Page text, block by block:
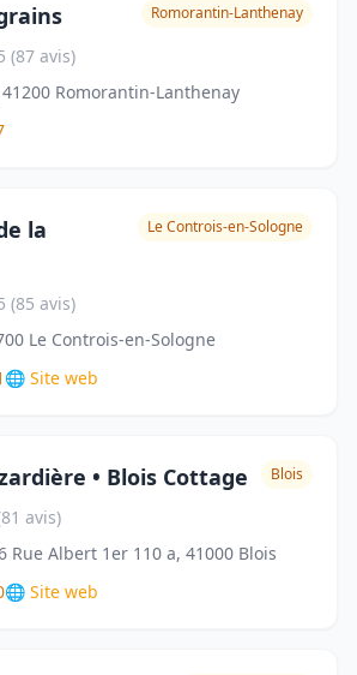
Romorantin-Lanthenay
(87 avis)
Romorantin-Lanthenay
la
Le Controis-en-Sologne
(85 avis)
Le Controis-en-Sologne
🌐 Site web
• Blois Cottage Blois
avis)
Rue Albert 1er 110 a, 41000 Blois
🌐 Site web